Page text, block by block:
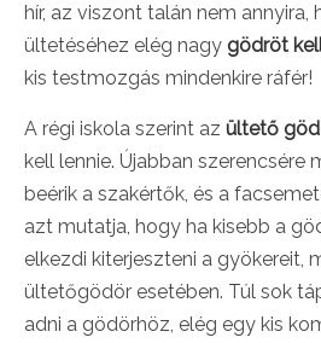
hír, az viszont talán nem
ültetéséhez elég nagy gödröt
kis testmozgás mindenkire ráfér!
A régi iskola szerint az ültető
kell lennie. Újabban szerencsére
beérik a szakértők, és a
azt mutatja, hogy ha kisebb a
elkezdi kiterjeszteni a gyökereit,
ültetőgödör esetében. Túl sok
adni a gödörhöz, elég egy kis